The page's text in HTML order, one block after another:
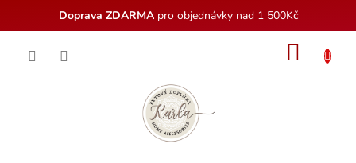
Doprava ZDARMApro objednávky nad 1 500Kč